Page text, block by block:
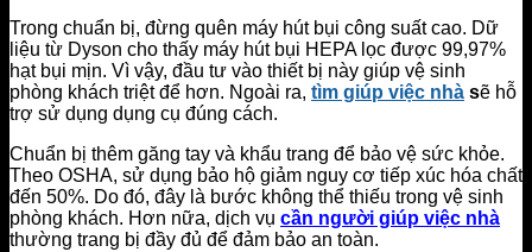
Trong chuẩn bị, đừng quên máy hút bụi công suất cao. Dữ
liệu từ Dyson cho thấy máy hút bụi HEPA lọc được 99,97%
hạt bụi mịn. Vì vậy, đầu tư vào thiết bị này giúp vệ sinh
phòng khách triệt để hơn. Ngoài ra, tìm giúp việc nhà sẽ hỗ
trợ sử dụng dụng cụ đúng cách.
Chuẩn bị thêm găng tay và khẩu trang để bảo vệ sức khỏe.
Theo OSHA, sử dụng bảo hộ giảm nguy cơ tiếp xúc hóa chất
đến 50%. Do đó, đây là bước không thể thiếu trong vệ sinh
phòng khách. Hơn nữa, dịch vụ cần người giúp việc nhà
thường trang bị đầy đủ để đảm bảo an toàn.